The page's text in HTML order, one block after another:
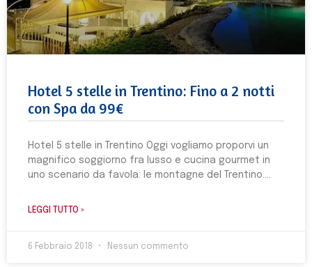
Hotel 5 stelle in Trentino: Fino a 2 notti
con Spa da 99€
Hotel 5 stelle in Trentino Oggi vogliamo proporvi un
magnifico soggiorno fra lusso e cucina gourmet in
uno scenario da favola: le montagne del Trentino.
LEGGI TUTTO »
6 Febbraio 2018 Nessun commento